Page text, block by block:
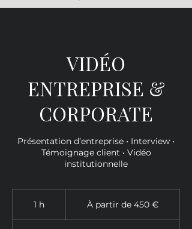
VIDÉO
ENTREPRISE &
CORPORATE
Présentation d’entreprise • Interview •
Témoignage client • Vidéo
institutionnelle
1 h
euros
À partir de 450 €